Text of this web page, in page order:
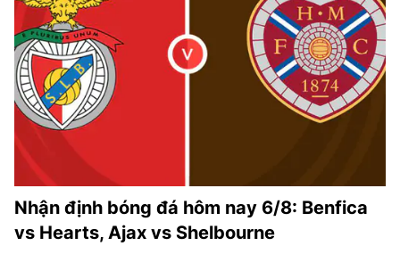
Nhận định bóng đá hôm nay 6/8: Benfica
vs Hearts, Ajax vs Shelbourne